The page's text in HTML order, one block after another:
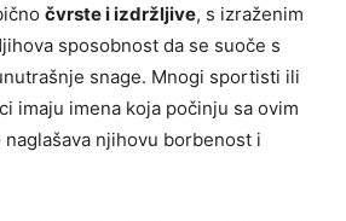
čvrste i izdržljive, s izraženim
sposobnost da se suoče s
snage. Mnogi sportisti ili
imaju imena koja počinju sa ovim
njihovu borbenost i